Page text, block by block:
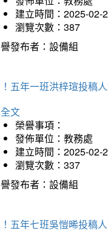
建立時間：2025-02-
瀏覽次數：387
發布者：設備組
五年一班洪梓瑄投稿
文
榮譽事項：
發佈單位：教務處
建立時間：2025-02-
瀏覽次數：337
發布者：設備組
五年七班吳愷晞投稿